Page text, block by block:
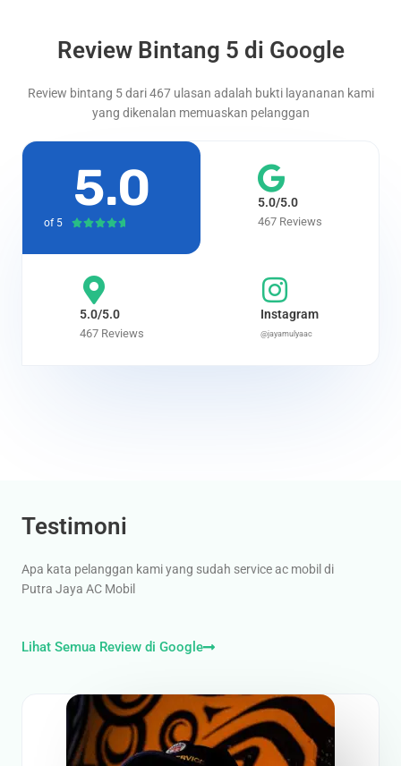
Review Bintang 5 di Google
Review bintang 5 dari 467 ulasan adalah bukti layananan kami
yang dikenalan memuaskan pelanggan
5.0
of 5 
5.0/5.0
467 Reviews
5.0/5.0
467 Reviews
Instagram
@jayamulyaac
Testimoni
Apa kata pelanggan kami yang sudah service ac mobil di
Putra Jaya AC Mobil
Lihat Semua Review di Google